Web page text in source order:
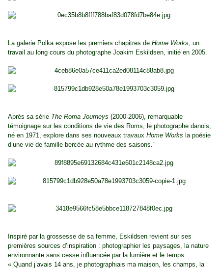
La galerie Polka expose les premiers chapitres de Home Works, un
travail au long cours du photographe Joakim Eskildsen, initié en 2005.
Après sa série The Roma Journeys (2000-2006), remarquable
témoignage sur les conditions de vie des Roms, le photographe danois,
né en 1971, explore dans ses nouveaux travaux Home Works la poésie
d’une vie de famille bercée au rythme des saisons.`
Inspiré par la grossesse de sa femme, Eskildsen revient sur ses
premières sources d’inspiration : photographier les paysages, la nature
environnante sans cesse influencée par la lumière et le temps.
« Quand j’avais 14 ans, je photographiais ma maison, les champs, la